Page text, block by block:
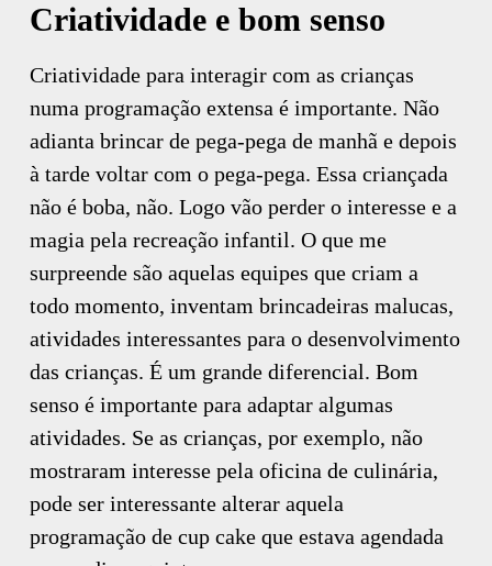
Criatividade e bom senso
Criatividade para interagir com as crianças
numa programação extensa é importante. Não
adianta brincar de pega-pega de manhã e depois
à tarde voltar com o pega-pega. Essa criançada
não é boba, não. Logo vão perder o interesse e a
magia pela recreação infantil. O que me
surpreende são aquelas equipes que criam a
todo momento, inventam brincadeiras malucas,
atividades interessantes para o desenvolvimento
das crianças. É um grande diferencial. Bom
senso é importante para adaptar algumas
atividades. Se as crianças, por exemplo, não
mostraram interesse pela oficina de culinária,
pode ser interessante alterar aquela
programação de cup cake que estava agendada